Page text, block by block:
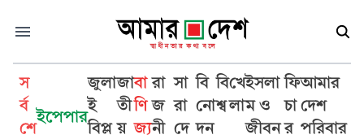
স
র্ব
শে
ইপেপার
জুলা
ই
বিপ্ল
জা
তী
য়
বা
ণি
জ্য
রা
জ
নী
সা
রা
দে
বি
নো
দন
বি
শ্ব
খে
লা
ইসলা
ম ও
জীবন
ফি
চা
র
আমার
দেশ
পরিবার